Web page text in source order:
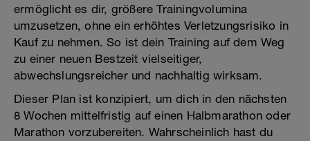
ermöglicht es dir, größere Trainingvolumina
umzusetzen, ohne ein erhöhtes Verletzungsrisiko in
Kauf zu nehmen. So ist dein Training auf dem Weg
zu einer neuen Bestzeit vielseitiger,
abwechslungsreicher und nachhaltig wirksam.
Dieser Plan ist konzipiert, um dich in den nächsten
8 Wochen mittelfristig auf einen Halbmarathon oder
Marathon vorzubereiten. Wahrscheinlich hast du